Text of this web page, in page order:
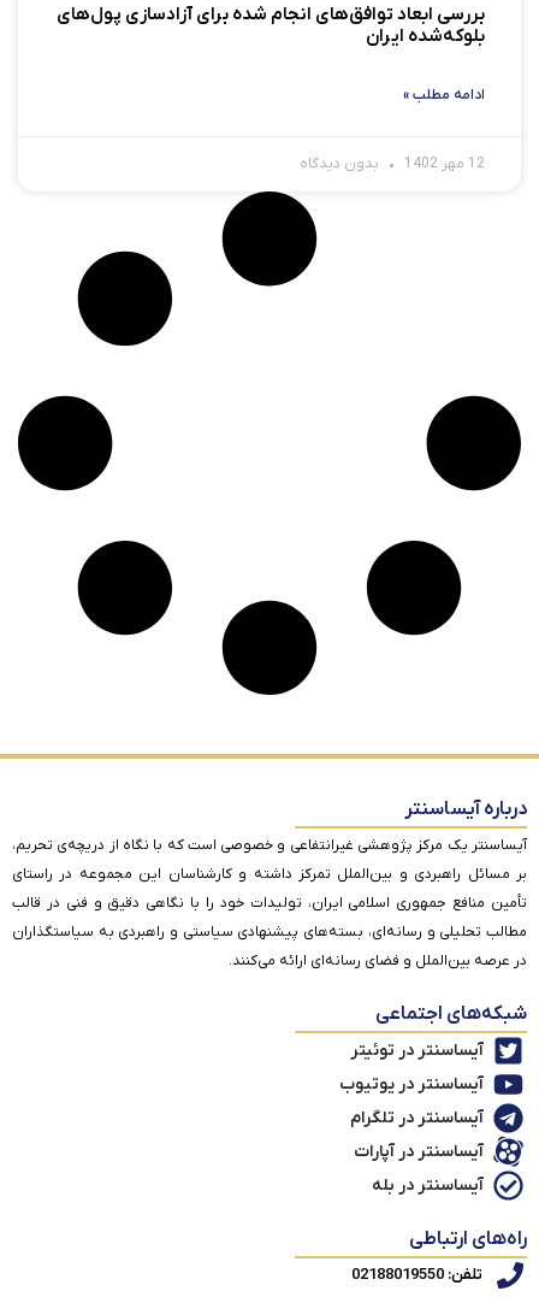
بررسی ابعاد توافق‌های انجام شده برای آزادسازی پول‌های
بلوکه‌شده ایران
ادامه مطلب »
12 مهر 1402 بدون دیدگاه
درباره آیساسنتر
آیساسنتر یک مرکز پژوهشی غیرانتفاعی و خصوصی است که با نگاه از دریچه‌ی تحریم،
بر مسائل راهبردی و بین‌الملل تمرکز داشته و کارشناسان این مجموعه در راستای
تأمین منافع جمهوری اسلامی ایران، تولیدات خود را با نگاهی دقیق و فنی در قالب
مطالب تحلیلی و رسانه‌ای، بسته‌های پیشنهادی سیاستی و راهبردی به سیاستگذاران
در عرصه بین‌الملل و فضای رسانه‌ای ارائه می‌کنند.
شبکه‌های اجتماعی
آیساسنتر در توئیتر
آیساسنتر در یوتیوب
آیساسنتر در تلگرام
آیساسنتر در آپارات
آیساسنتر در بله
راه‌های ارتباطی
تلفن: 02188019550